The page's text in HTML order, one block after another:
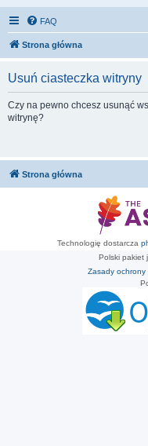
FAQ
Strona główna
Usuń ciasteczka witryny
Czy na pewno chcesz usunąć
witrynę?
Strona główna
Technologię dostarcza
Polski pakiet
Zasady ochrony